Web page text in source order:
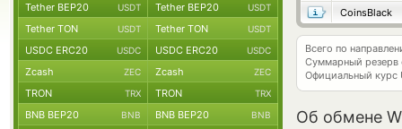
CoinsBlack
Всего по
Суммарный резерв
Официальный курс
Об обмене
Tether BEP20 USDT Tether BEP20 USDT
Tether TON USDT Tether TON USDT
USDC ERC20 USDC USDC ERC20 USDC
Zcash ZEC Zcash ZEC
TRON TRX TRON TRX
BNB BEP20 BNB BNB BEP20 BNB